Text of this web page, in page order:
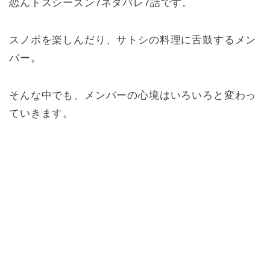
恋んトスシーズン7ネタバレ7話です。
スノボを楽しんだり、サトシの料理に舌鼓するメン
バー。
そんな中でも、メンバーの心境はいろいろと変わっ
ていきます。